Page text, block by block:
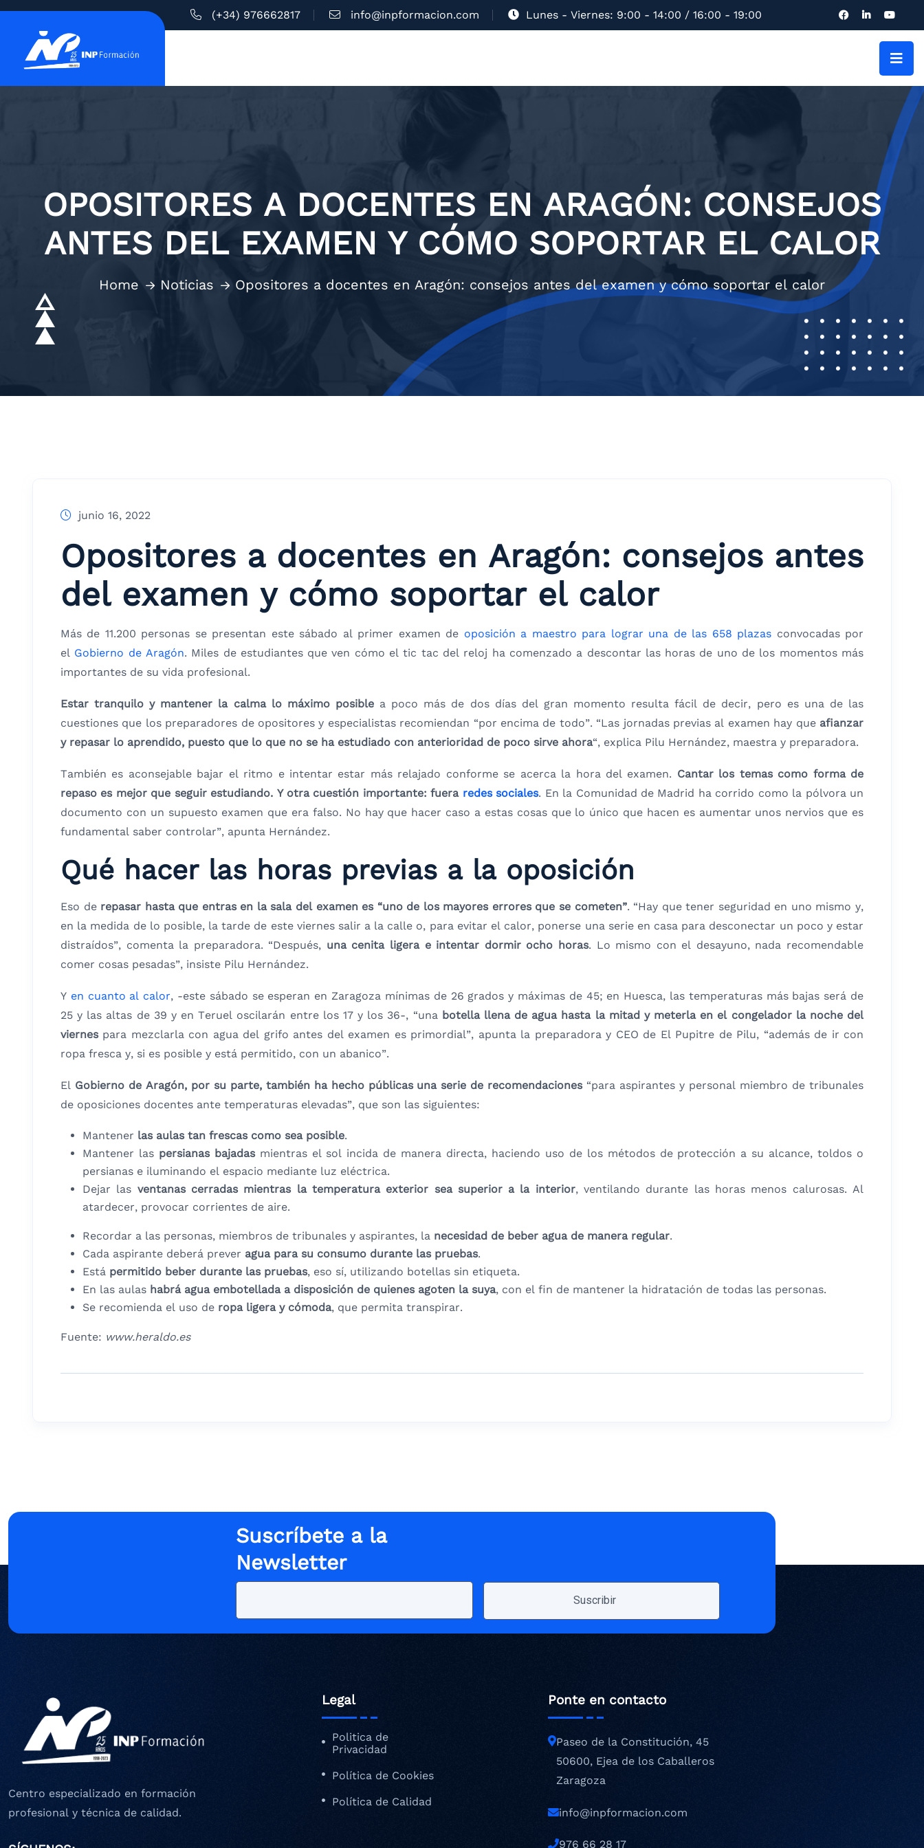
(+34) 976662817 info@inpformacion.com Lunes - Viernes: 9:00 - 14:00 / 16:00 - 19:00
OPOSITORES A DOCENTES EN ARAGÓN: CONSEJOS
ANTES DEL EXAMEN Y CÓMO SOPORTAR EL CALOR
Home Noticias Opositores a docentes en Aragón: consejos antes del examen y cómo soportar el calor
junio 16, 2022
Opositores a docentes en Aragón: consejos antes
del examen y cómo soportar el calor
Más de 11.200 personas se presentan este sábado al primer examen de oposición a maestro para lograr una de las 658 plazas convocadas por
el Gobierno de Aragón. Miles de estudiantes que ven cómo el tic tac del reloj ha comenzado a descontar las horas de uno de los momentos más
importantes de su vida profesional.
Estar tranquilo y mantener la calma lo máximo posible a poco más de dos días del gran momento resulta fácil de decir, pero es una de las
cuestiones que los preparadores de opositores y especialistas recomiendan “por encima de todo”. “Las jornadas previas al examen hay queafianzar
y repasar lo aprendido, puesto que lo que no se ha estudiado con anterioridad de poco sirve ahora“, explica Pilu Hernández, maestra y preparadora.
También es aconsejable bajar el ritmo e intentar estar más relajado conforme se acerca la hora del examen. Cantar los temas como forma de
repaso es mejor que seguir estudiando. Y otra cuestión importante: fueraredes sociales. En la Comunidad de Madrid ha corrido como la pólvora un
documento con un supuesto examen que era falso. No hay que hacer caso a estas cosas que lo único que hacen es aumentar unos nervios que es
fundamental saber controlar”, apunta Hernández.
Qué hacer las horas previas a la oposición
Eso de repasar hasta que entras en la sala del examen es “uno de los mayores errores que se cometen”. “Hay que tener seguridad en uno mismo y,
en la medida de lo posible, la tarde de este viernes salir a la calle o, para evitar el calor, ponerse una serie en casa para desconectar un poco y estar
distraídos”, comenta la preparadora. “Después, una cenita ligera e intentar dormir ocho horas. Lo mismo con el desayuno, nada recomendable
comer cosas pesadas”, insiste Pilu Hernández.
Y en cuanto al calor, -este sábado se esperan en Zaragoza mínimas de 26 grados y máximas de 45; en Huesca, las temperaturas más bajas será de
25 y las altas de 39 y en Teruel oscilarán entre los 17 y los 36-, “una botella llena de agua hasta la mitad y meterla en el congelador la noche del
viernespara mezclarla con agua del grifo antes del examen es primordial”, apunta la preparadora y CEO de El Pupitre de Pilu, “además de ir con
ropa fresca y, si es posible y está permitido, con un abanico”.
El Gobierno de Aragón, por su parte, también ha hecho públicas una serie de recomendaciones“para aspirantes y personal miembro de tribunales
de oposiciones docentes ante temperaturas elevadas”, que son las siguientes:
Mantener las aulas tan frescas como sea posible.
Mantener las persianas bajadasmientras el sol incida de manera directa, haciendo uso de los métodos de protección a su alcance, toldos o
persianas e iluminando el espacio mediante luz eléctrica.
Dejar las ventanas cerradas mientras la temperatura exterior sea superior a la interior, ventilando durante las horas menos calurosas. Al
atardecer, provocar corrientes de aire.
Recordar a las personas, miembros de tribunales y aspirantes, la necesidad de beber agua de manera regular.
Cada aspirante deberá prever agua para su consumo durante las pruebas.
Está permitido beber durante las pruebas, eso sí, utilizando botellas sin etiqueta.
En las aulas habrá agua embotellada a disposición de quienes agoten la suya, con el fin de mantener la hidratación de todas las personas.
​Se recomienda el uso de ropa ligera y cómoda, que permita transpirar.
Fuente: www.heraldo.es
Suscríbete a la
Newsletter
Centro especializado en formación
profesional y técnica de calidad.
Legal
Politica de
Privacidad
Política de Cookies
Política de Calidad
Ponte en contacto
Paseo de la Constitución, 45
50600, Ejea de los Caballeros
Zaragoza
info@inpformacion.com
976 66 28 17